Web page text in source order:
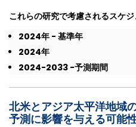
これらの研究で考慮されるスケ
2024年 - 基準年
2024年
2024-2033 -予測期間
北米とアジア太平洋地域
予測に影響を与える可能